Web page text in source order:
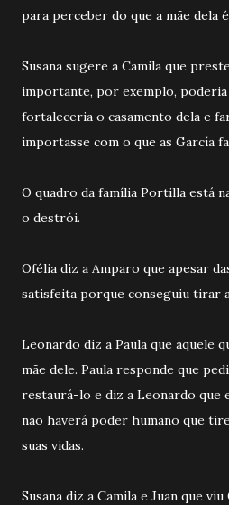
para perceber do que a mãe dela
Susana sugere a Camila que
importante, por exemplo, poderia
fortaleceria o casamento dela e
importasse com o que as García
O quadro da família Portilla está
o destrói.
Ofélia diz a Amparo que apesar
satisfeita porque conseguiu tirar
Leonardo diz a Paula que aquele
mãe dele. Paula responde que
restaurá-lo e diz a Leonardo que
não haverá poder humano que
suas vidas.
Susana diz a Camila e Juan que